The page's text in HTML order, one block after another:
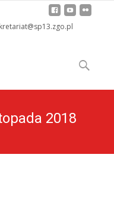
to
content
Szukaj:
2018